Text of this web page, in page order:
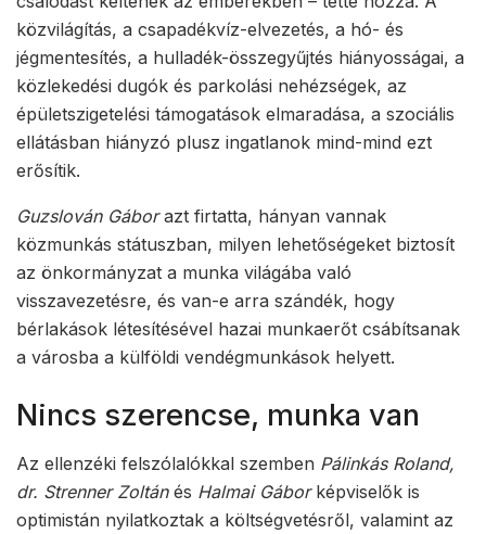
közvilágítás, a csapadékvíz-elvezetés, a hó- és
jégmentesítés, a hulladék-összegyűjtés hiányosságai, a
közlekedési dugók és parkolási nehézségek, az
épületszigetelési támogatások elmaradása, a szociális
ellátásban hiányzó plusz ingatlanok mind-mind ezt
erősítik.
Guzslován Gáborazt firtatta, hányan vannak
közmunkás státuszban, milyen lehetőségeket biztosít
az önkormányzat a munka világába való
visszavezetésre, és van-e arra szándék, hogy
bérlakások létesítésével hazai munkaerőt csábítsanak
a városba a külföldi vendégmunkások helyett.
Nincs szerencse, munka van
Az ellenzéki felszólalókkal szemben Pálinkás Roland,
dr. Strenner Zoltánés Halmai Gáborképviselők is
optimistán nyilatkoztak a költségvetésről, valamint az